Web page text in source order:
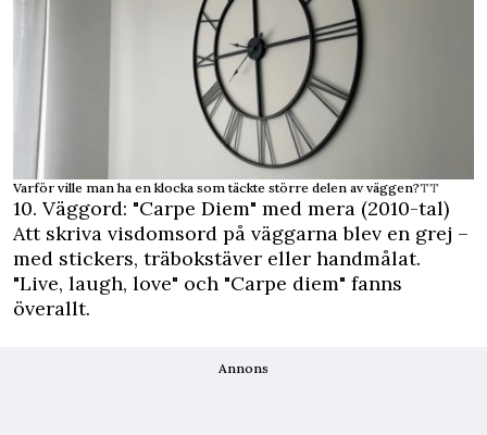
Varför ville man ha en klocka som täckte större delen av väggen?TT
10. Väggord: "Carpe Diem" med mera (2010-tal)
Att skriva visdomsord på väggarna blev en grej –
med stickers, träbokstäver eller handmålat.
"Live, laugh, love" och "Carpe diem" fanns
överallt.
Annons